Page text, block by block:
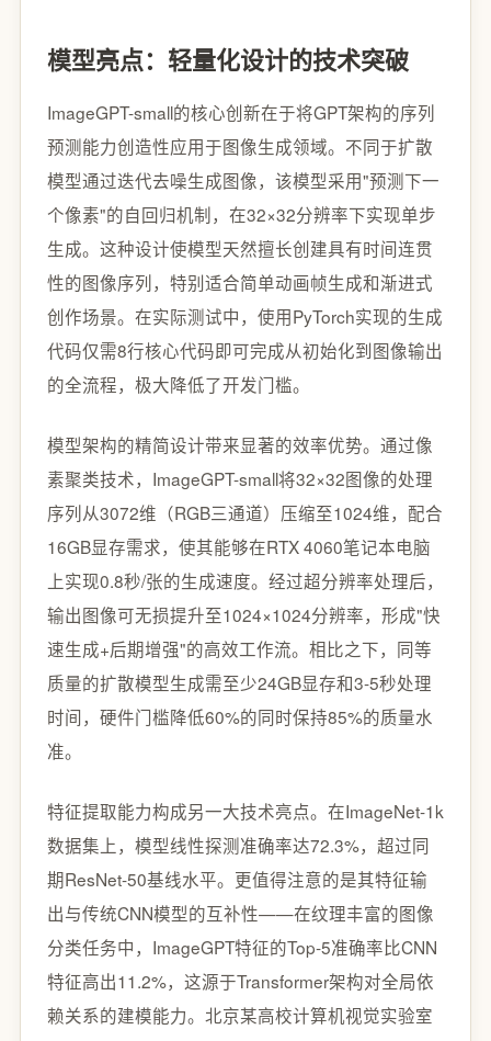
模型亮点：轻量化设计的技术突破
ImageGPT-small的核心创新在于将GPT架构的序列
预测能力创造性应用于图像生成领域。不同于扩散
模型通过迭代去噪生成图像，该模型采用"预测下一
个像素"的自回归机制，在32×32分辨率下实现单步
生成。这种设计使模型天然擅长创建具有时间连贯
性的图像序列，特别适合简单动画帧生成和渐进式
创作场景。在实际测试中，使用PyTorch实现的生成
代码仅需8行核心代码即可完成从初始化到图像输出
的全流程，极大降低了开发门槛。
模型架构的精简设计带来显著的效率优势。通过像
素聚类技术，ImageGPT-small将32×32图像的处理
序列从3072维（RGB三通道）压缩至1024维，配合
16GB显存需求，使其能够在RTX 4060笔记本电脑
上实现0.8秒/张的生成速度。经过超分辨率处理后，
输出图像可无损提升至1024×1024分辨率，形成"快
速生成+后期增强"的高效工作流。相比之下，同等
质量的扩散模型生成需至少24GB显存和3-5秒处理
时间，硬件门槛降低60%的同时保持85%的质量水
准。
特征提取能力构成另一大技术亮点。在ImageNet-1k
数据集上，模型线性探测准确率达72.3%，超过同
期ResNet-50基线水平。更值得注意的是其特征输
出与传统CNN模型的互补性——在纹理丰富的图像
分类任务中，ImageGPT特征的Top-5准确率比CNN
特征高出11.2%，这源于Transformer架构对全局依
赖关系的建模能力。北京某高校计算机视觉实验室